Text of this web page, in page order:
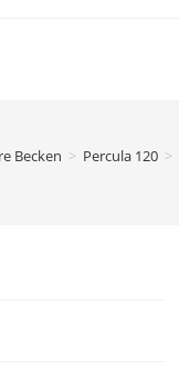
Becken > Percula 120 >